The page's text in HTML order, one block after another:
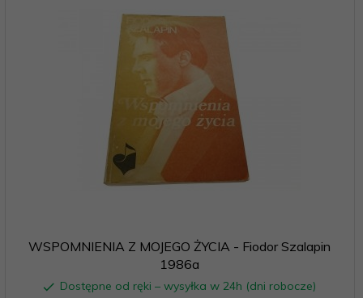
WSPOMNIENIA Z MOJEGO ŻYCIA - Fiodor Szalapin
1986a
Dostępne od ręki – wysyłka w 24h (dni robocze)